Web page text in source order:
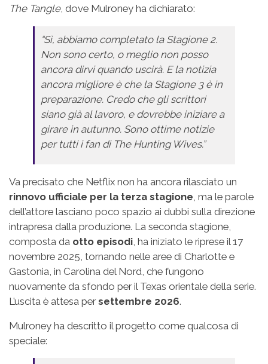
The Tangle, dove Mulroney ha dichiarato:
“Sì, abbiamo completato la Stagione 2.
Non sono certo, o meglio non posso
ancora dirvi quando uscirà. E la notizia
ancora migliore è che la Stagione 3 è in
preparazione. Credo che gli scrittori
siano già al lavoro, e dovrebbe iniziare a
girare in autunno. Sono ottime notizie
per tutti i fan di The Hunting Wives.”
Va precisato che Netflix non ha ancora rilasciato un
rinnovo ufficiale per la terza stagione , ma le parole
dell’attore lasciano poco spazio ai dubbi sulla direzione
intrapresa dalla produzione. La seconda stagione,
composta da otto episodi , ha iniziato le riprese il 17
novembre 2025, tornando nelle aree di Charlotte e
Gastonia, in Carolina del Nord, che fungono
nuovamente da sfondo per il Texas orientale della serie.
L’uscita è attesa persettembre 2026.
Mulroney ha descritto il progetto come qualcosa di
speciale: